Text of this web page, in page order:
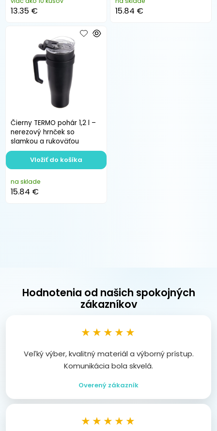
13.35 € 15.84 €
Čierny TERMO pohár 1,2 l –
nerezový hrnček so
slamkou a rukoväťou
na sklade
15.84 €
Vložiť do košíka
Hodnotenia od našich spokojných
zákazníkov
★★★★★
Veľký výber, kvalitný materiál a výborný prístup.
Komunikácia bola skvelá.
Overený zákazník
★★★★★